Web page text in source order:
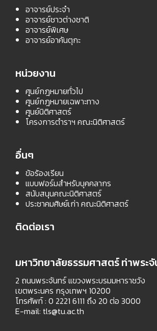
อาจารย์ประจำ
อาจารย์ชาวต่างชาติ
อาจารย์พิเศษ
อาจารย์อาคันตุกะ
หน่วยงาน
ศูนย์กฎหมายทั่วไป
ศูนย์กฎหมายเฉพาะทาง
ศูนย์นิติศาสตร์
โครงการตำราฯ คณะนิติศาสตร์
อื่นๆ
ข้อร้องเรียน
แบบฟอร์มสำหรับบุคคลากร
สนับสนุนคณะนิติศาสตร์
ประชาคมศิษย์เก่า คณะนิติศาสตร์
ติดต่อเรา
มหาวิทยาลัยธรรมศาสตร์ ท่าพระ
2 ถนนพระจันทร์ แขวงพระบรมมหาราชวัง
เขตพระนคร กรุงเทพฯ 10200
โทรศัพท์ : 0 2221 6111 ถึง 20 ต่อ 3000
E-mail: tls@tu.ac.th